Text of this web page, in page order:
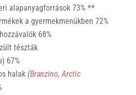
alapanyagforrások 73% **
a gyermekmenükben 72%
68%
tészták
) 67%
halak (Branzino,Arctic